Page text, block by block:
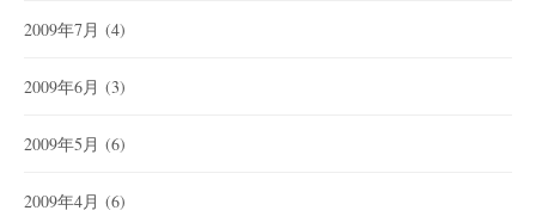
2009年7月 (4)
2009年6月 (3)
2009年5月 (6)
2009年4月 (6)